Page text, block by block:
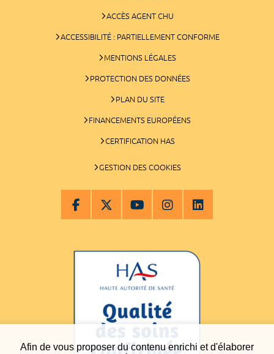
Afin de vous proposer du contenu enrichi et d'élaborer
ACCÈS AGENT CHU
ACCESSIBILITÉ : PARTIELLEMENT CONFORME
MENTIONS LÉGALES
PROTECTION DES DONNÉES
PLAN DU SITE
FINANCEMENTS EUROPÉENS
CERTIFICATION HAS
GESTION DES COOKIES